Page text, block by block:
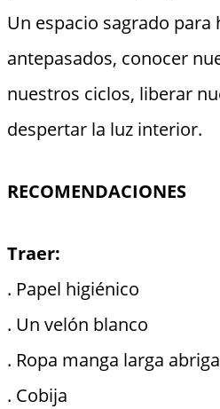
Un espacio sagrado
antepasados, conocer
nuestros ciclos, liberar
despertar la luz interior.
RECOMENDACIONES
Traer:
. Papel higiénico
. Un velón blanco
. Ropa manga larga
. Cobija